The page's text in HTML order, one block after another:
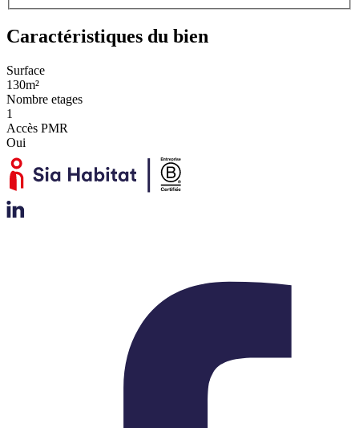
Caractéristiques du bien
Surface
130m²
Nombre etages
1
Accès PMR
Oui